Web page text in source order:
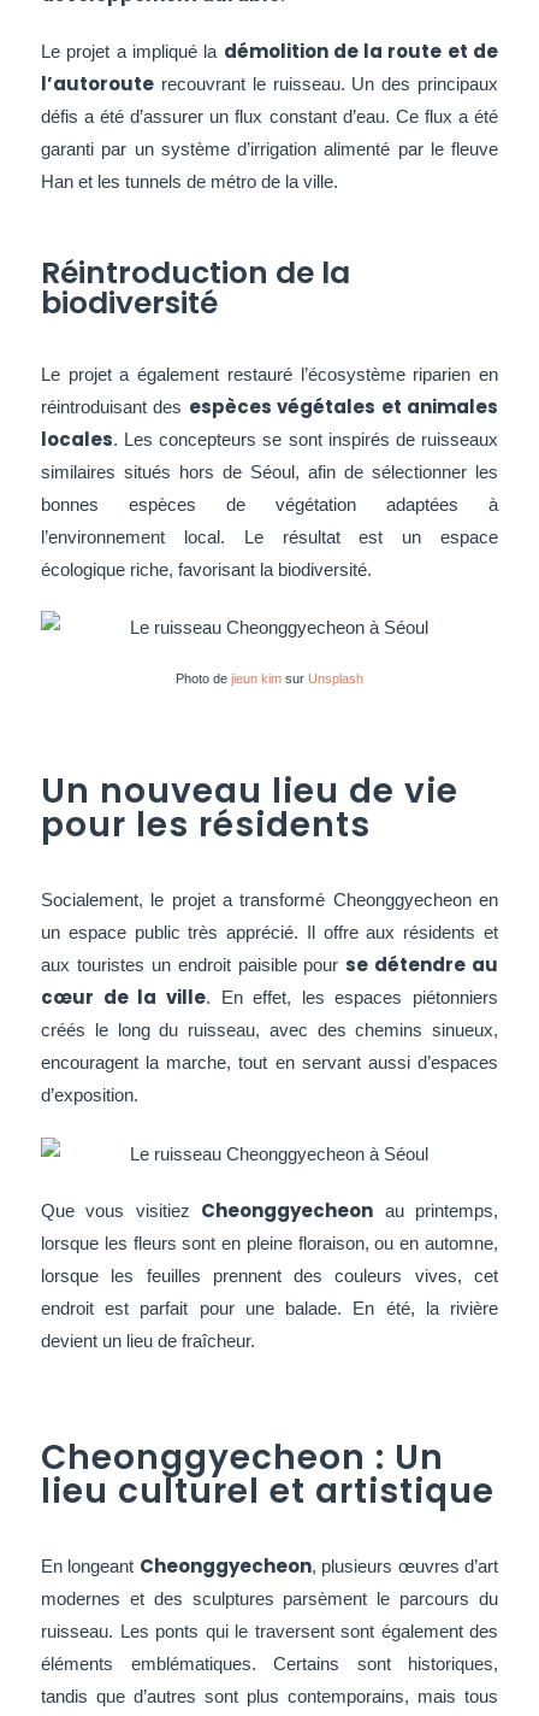
Le projet a impliqué la démolition de la route et de
l’autoroute recouvrant le ruisseau. Un des principaux
défis a été d’assurer un flux constant d’eau. Ce flux a été
garanti par un système d’irrigation alimenté par le fleuve
Han et les tunnels de métro de la ville.
Réintroduction de la
biodiversité
Le projet a également restauré l’écosystème riparien en
réintroduisant des espèces végétales et animales
locales. Les concepteurs se sont inspirés de ruisseaux
similaires situés hors de Séoul, afin de sélectionner les
bonnes espèces de végétation adaptées à
l’environnement local. Le résultat est un espace
écologique riche, favorisant la biodiversité.
Photo de jieun kim sur Unsplash
Un nouveau lieu de vie
pour les résidents
Socialement, le projet a transformé Cheonggyecheon en
un espace public très apprécié. Il offre aux résidents et
aux touristes un endroit paisible pourse détendre au
cœur de la ville. En effet, les espaces piétonniers
créés le long du ruisseau, avec des chemins sinueux,
encouragent la marche, tout en servant aussi d’espaces
d’exposition.
Que vous visitiez Cheonggyecheon au printemps,
lorsque les fleurs sont en pleine floraison, ou en automne,
lorsque les feuilles prennent des couleurs vives, cet
endroit est parfait pour une balade. En été, la rivière
devient un lieu de fraîcheur.
Cheonggyecheon : Un
lieu culturel et artistique
En longeant Cheonggyecheon, plusieurs œuvres d’art
modernes et des sculptures parsèment le parcours du
ruisseau. Les ponts qui le traversent sont également des
éléments emblématiques. Certains sont historiques,
tandis que d’autres sont plus contemporains, mais tous